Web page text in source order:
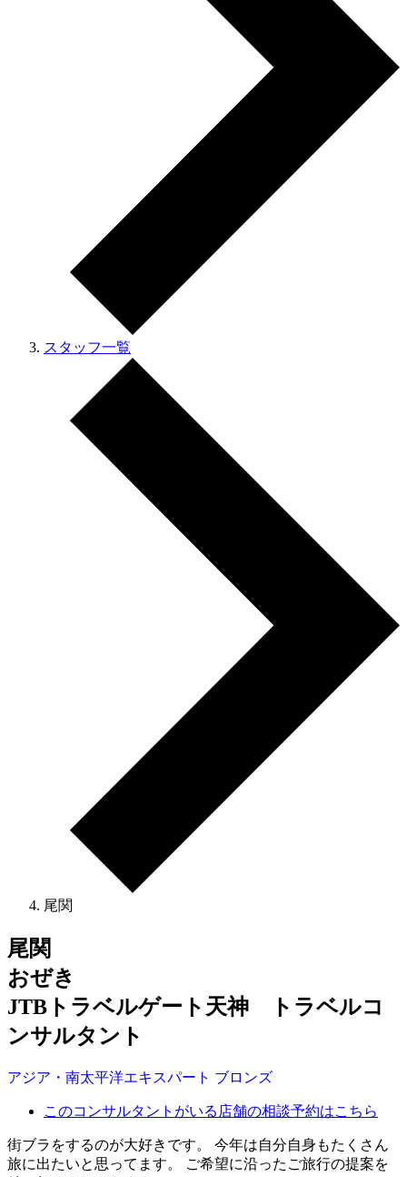
スタッフ一覧
尾関
尾関
おぜき
JTBトラベルゲート天神 トラベルコ
ンサルタント
アジア・南太平洋エキスパート ブロンズ
このコンサルタントがいる店舗の相談予約はこちら
街ブラをするのが大好きです。 今年は自分自身もたくさん
旅に出たいと思ってます。 ご希望に沿ったご旅行の提案を